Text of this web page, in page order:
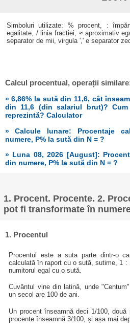
Simboluri utilizate: % procent, :
egalitate, / linia fracției, ≈ aproximativ
separator de mii, virgula ',' e separator
Calcul procentual, operații
» 6,86% la sută din 11,6, cât
din 11,6 (din salariul brut)?
reprezintă? Calculator
» Calcule lunare: Procentaje
numere, P% la sută din N = ?
» Luna 08, 2026 [August]:
din numere, P% la sută din N = ?
1. Procent. Procente. 2.
pot fi transformate în
1. Procentul
Procentul este a suta parte dintr-o
calculată în raport cu o sută, sutime, 1
numitorul egal cu o sută.
Cuvântul vine din latină, unde
un secol are 100 de ani.
Un procent înseamnă deci 1/100,
procente înseamnă 3/100, și așa mai